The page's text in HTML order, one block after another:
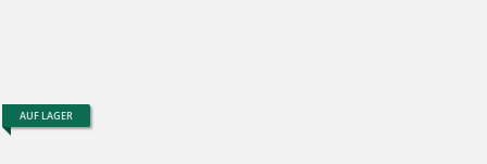
AUF LAGER